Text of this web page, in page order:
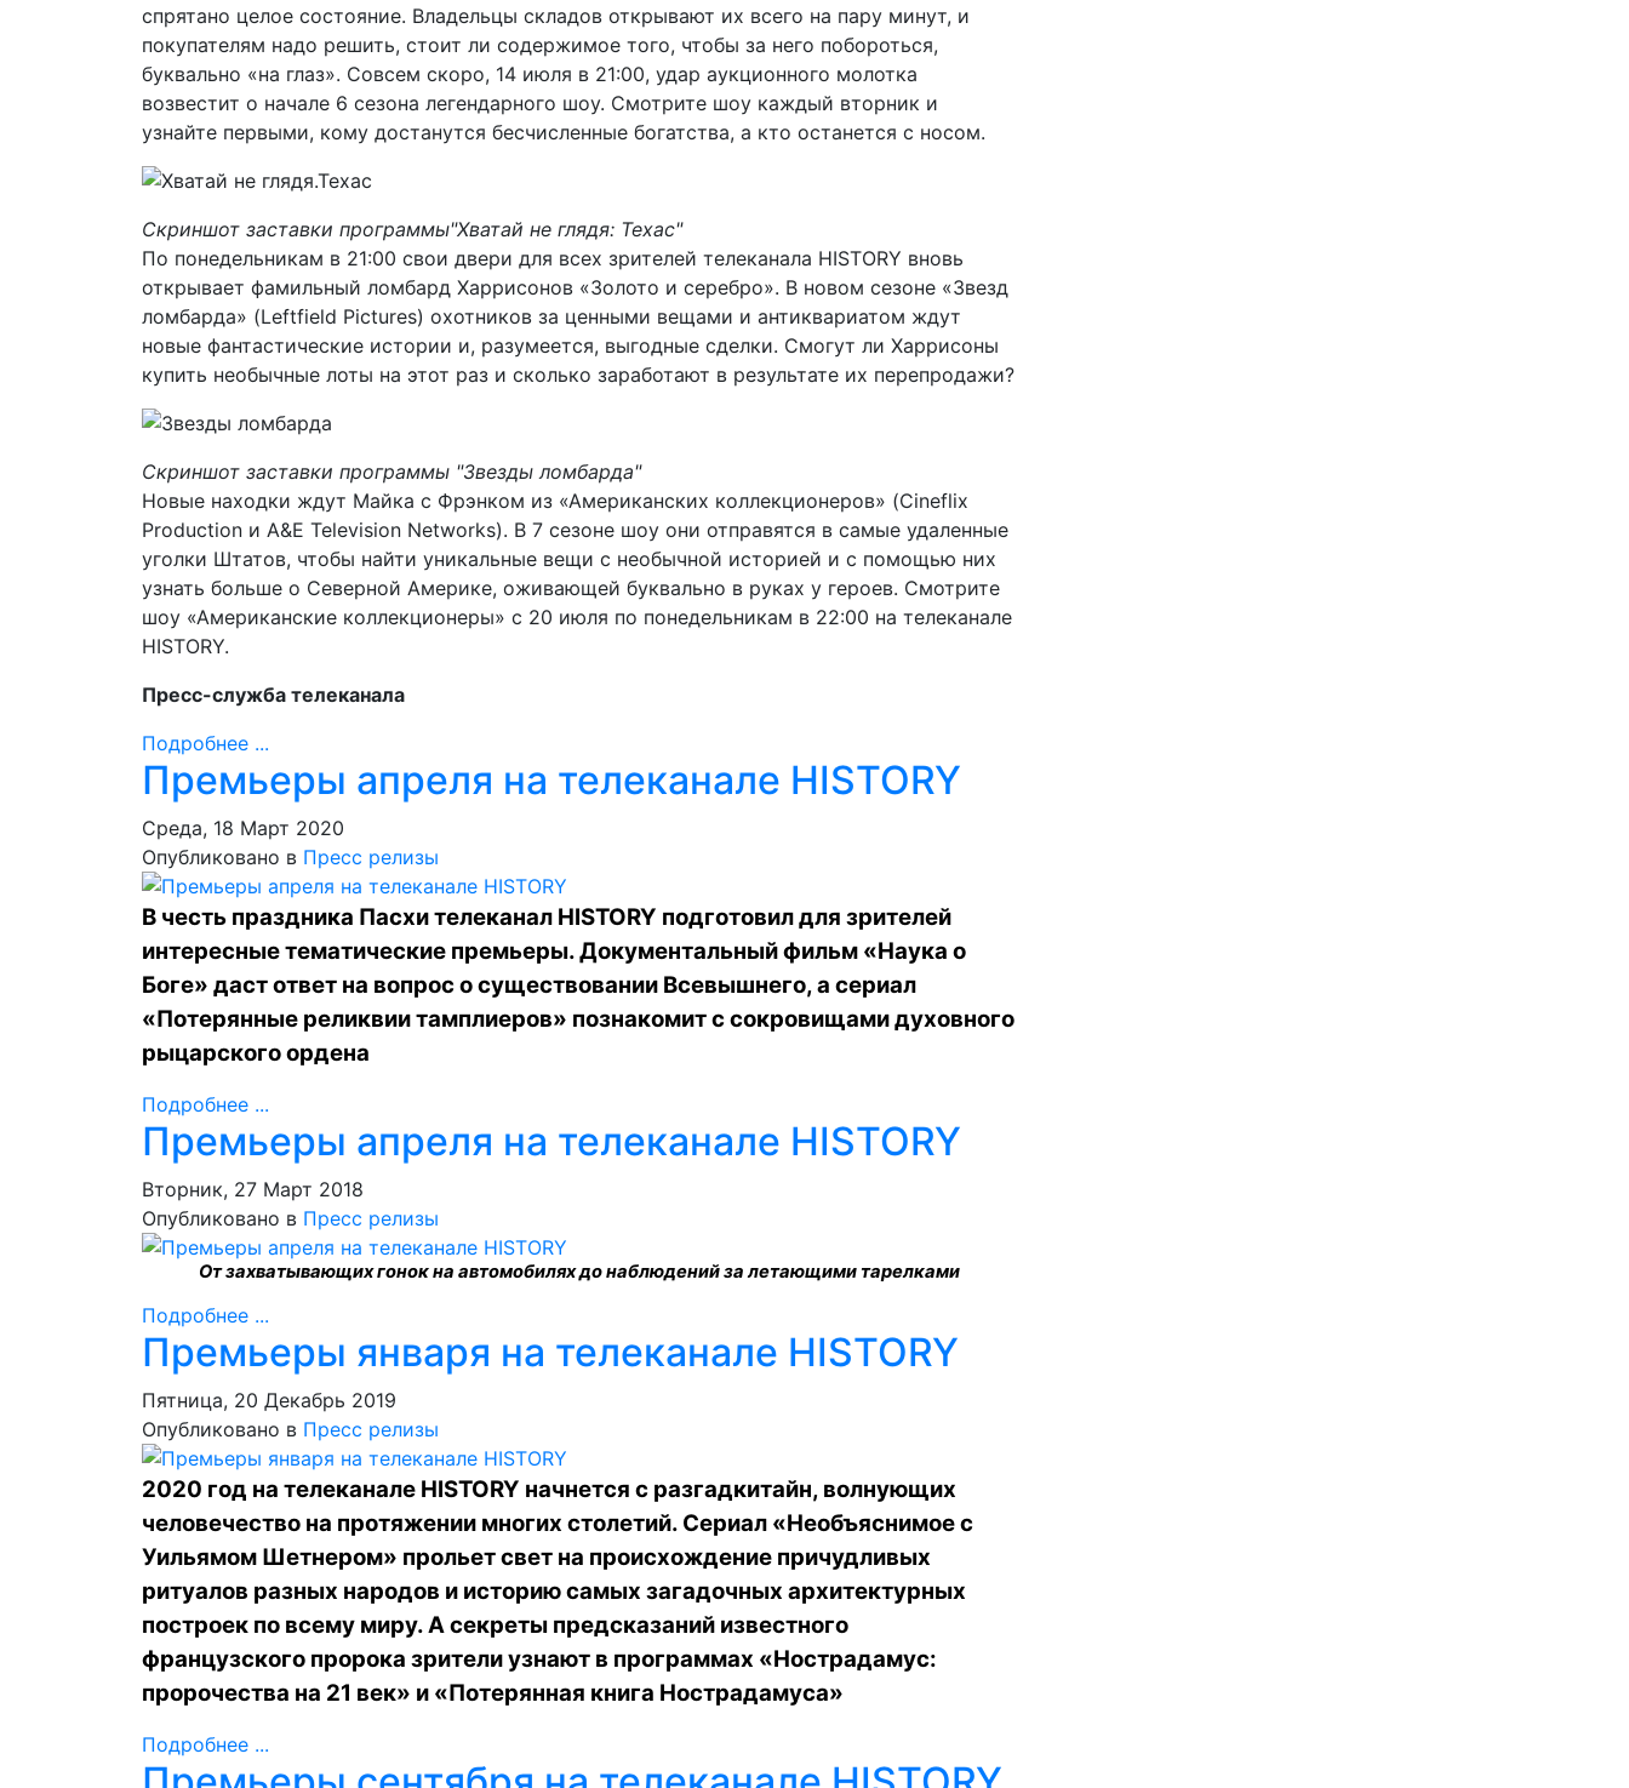
спрятано целое состояние. Владельцы складов открывают их всего на пару минут, и
покупателям надо решить, стоит ли содержимое того, чтобы за него побороться,
буквально «на глаз». Совсем скоро, 14 июля в 21:00, удар аукционного молотка
возвестит о начале 6 сезона легендарного шоу. Смотрите шоу каждый вторник и
узнайте первыми, кому достанутся бесчисленные богатства, а кто останется с носом.
Скриншот заставки программы"Хватай не глядя: Техас"
По понедельникам в 21:00 свои двери для всех зрителей телеканала HISTORY вновь
открывает фамильный ломбард Харрисонов «Золото и серебро». В новом сезоне «Звезд
ломбарда» (Leftfield Pictures) охотников за ценными вещами и антиквариатом ждут
новые фантастические истории и, разумеется, выгодные сделки. Смогут ли Харрисоны
купить необычные лоты на этот раз и сколько заработают в результате их перепродажи?
Скриншот заставки программы "Звезды ломбарда"
Новые находки ждут Майка с Фрэнком из «Американских коллекционеров» (Cineflix
Production и A&E Television Networks). В 7 сезоне шоу они отправятся в самые удаленные
уголки Штатов, чтобы найти уникальные вещи с необычной историей и с помощью них
узнать больше о Северной Америке, оживающей буквально в руках у героев. Смотрите
шоу «Американские коллекционеры» с 20 июля по понедельникам в 22:00 на телеканале
HISTORY.
Пресс-служба телеканала
Подробнее ...
Премьеры апреля на телеканале HISTORY
Среда, 18 Март 2020
Опубликовано в Пресс релизы
В честь праздника Пасхи телеканал HISTORY подготовил для зрителей
интересные тематические премьеры. Документальный фильм «Наука о
Боге» даст ответ на вопрос о существовании Всевышнего, а сериал
«Потерянные реликвии тамплиеров» познакомит с сокровищами духовного
рыцарского ордена
Подробнее ...
Премьеры апреля на телеканале HISTORY
Вторник, 27 Март 2018
Опубликовано в Пресс релизы
От захватывающих гонок на автомобилях до наблюдений за летающими тарелками
Подробнее ...
Премьеры января на телеканале HISTORY
Пятница, 20 Декабрь 2019
Опубликовано в Пресс релизы
2020 год на телеканале HISTORY начнется с разгадкитайн, волнующих
человечество на протяжении многих столетий. Сериал «Необъяснимое с
Уильямом Шетнером» прольет свет на происхождение причудливых
ритуалов разных народов и историю самых загадочных архитектурных
построек по всему миру. А секреты предсказаний известного
французского пророка зрители узнают в программах «Нострадамус:
пророчества на 21 век» и «Потерянная книга Нострадамуса»
Подробнее ...